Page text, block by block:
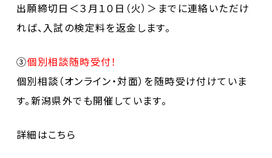
出願締切日＜３月１０日（火）＞までに連絡いただけ
れば、入試の検定料を返金します。
③個別相談随時受付！
個別相談（オンライン・対面）を随時受け付けていま
す。新潟県外でも開催しています。
詳細はこちら